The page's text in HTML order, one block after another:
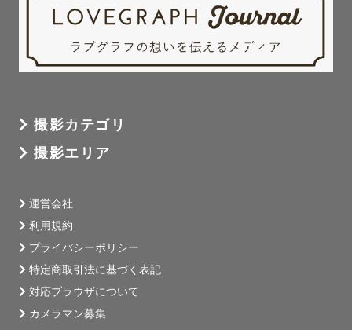
撮影カテゴリ
撮影エリア
運営会社
利用規約
プライバシーポリシー
特定商取引法に基づく表記
対応ブラウザについて
カメラマン募集